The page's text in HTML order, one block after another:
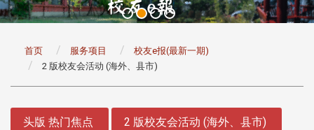
首页 服务项目
校友e报(最新一期)
2 版校友会活动 (海外、县市)
头版 热门焦点 2 版校友会活动 (海外、县市)